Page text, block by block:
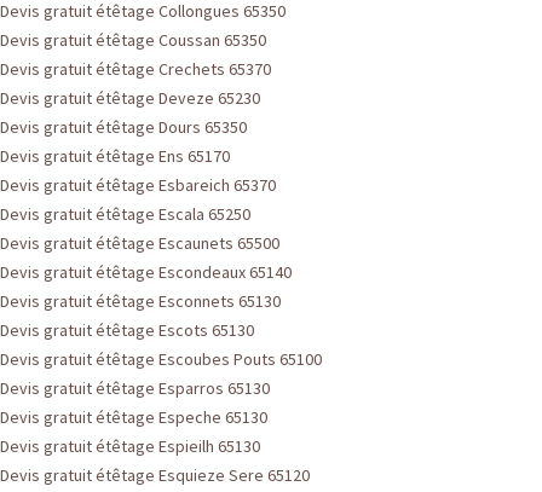
Devis gratuit étêtage Collongues 65350
Devis gratuit étêtage Coussan 65350
Devis gratuit étêtage Crechets 65370
Devis gratuit étêtage Deveze 65230
Devis gratuit étêtage Dours 65350
Devis gratuit étêtage Ens 65170
Devis gratuit étêtage Esbareich 65370
Devis gratuit étêtage Escala 65250
Devis gratuit étêtage Escaunets 65500
Devis gratuit étêtage Escondeaux 65140
Devis gratuit étêtage Esconnets 65130
Devis gratuit étêtage Escots 65130
Devis gratuit étêtage Escoubes Pouts 65100
Devis gratuit étêtage Esparros 65130
Devis gratuit étêtage Espeche 65130
Devis gratuit étêtage Espieilh 65130
Devis gratuit étêtage Esquieze Sere 65120